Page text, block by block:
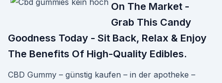
On The Market -
Grab This Candy
Goodness Today - Sit Back, Relax & Enjoy
The Benefits Of High-Quality Edibles.
CBD Gummy – günstig kaufen – in der apotheke –